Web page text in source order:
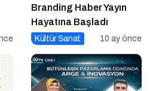
Branding Haber Yayın
Hayatına Başladı
Kültür Sanat 10 ay önce